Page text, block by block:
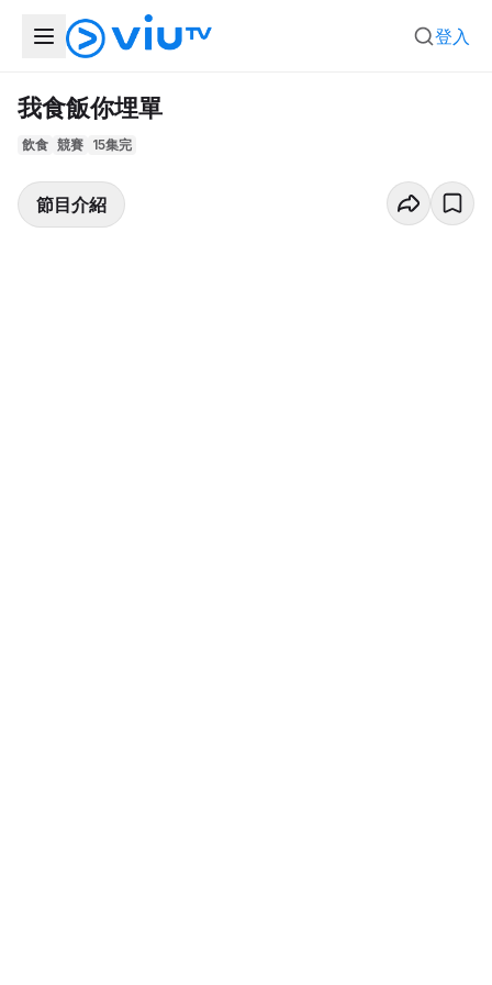
登入
我食飯你埋單
飲食 競賽 15集完
節目介紹